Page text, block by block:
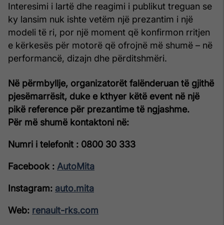
Interesimi i lartë dhe reagimi i publikut treguan se
ky lansim nuk ishte vetëm një prezantim i një
modeli të ri, por një moment që konfirmon rritjen
e kërkesës për motorë që ofrojnë më shumë – në
performancë, dizajn dhe përditshmëri.
Në përmbyllje, organizatorët falënderuan të gjithë
pjesëmarrësit, duke e kthyer këtë event në një
pikë reference për prezantime të ngjashme.
Për më shumë kontaktoni në:
Numri i telefonit : 0800 30 333
Facebook : AutoMita
Instagram: auto.mita
Web: renault-rks.com